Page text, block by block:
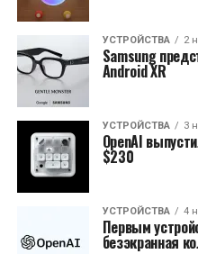
УСТРОЙСТВА 2
Samsung
Android XR
УСТРОЙСТВА 3
OpenAI
$230
УСТРОЙСТВА 4
Первым
безэкранная